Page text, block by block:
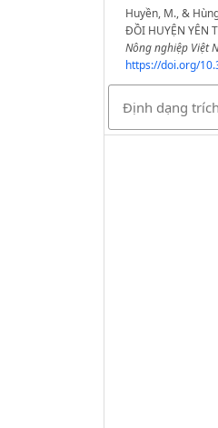
Huyền, M., &
ĐỒI HUYỆN YÊN
Nông nghiệp Việt
https://doi.org/
Định dạng